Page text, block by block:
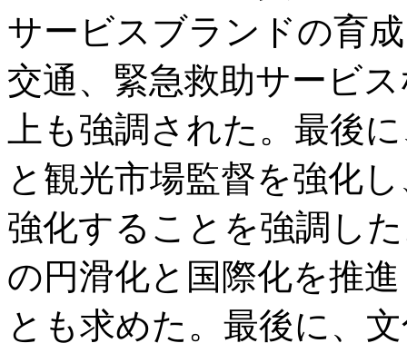
サービスブランドの育
交通、緊急救助サービ
上も強調された。最後
と観光市場監督を強化
強化することを強調し
の円滑化と国際化を推
とも求めた。最後に、